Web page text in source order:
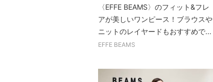
〈EFFE BEAMS〉のフィット&フレ
アが美しいワンピース！ブラウスや
ニットのレイヤードもおすすめで...
EFFE BEAMS